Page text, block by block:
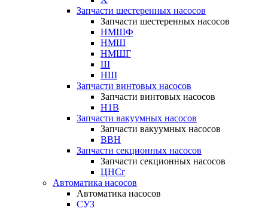
Запчасти шестеренных насосов
Запчасти шестеренных насосов
НМШФ
НМШ
НМШГ
Ш
НШ
Запчасти винтовых насосов
Запчасти винтовых насосов
Н1В
Запчасти вакуумных насосов
Запчасти вакуумных насосов
ВВН
Запчасти секционных насосов
Запчасти секционных насосов
ЦНСг
Автоматика насосов
Автоматика насосов
СУЗ